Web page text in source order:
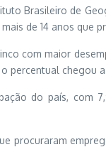
Brasileiro de
de 14 anos que
com maior
percentual chegou a
do país, com
procuraram